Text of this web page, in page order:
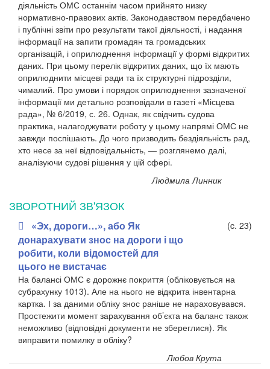
діяльність ОМС останнім часом прийнято низку
нормативно-правових актів. Законодавством передбачено
і публічні звіти про результати такої діяльності, і надання
інформації на запити громадян та громадських
організацій, і оприлюднення інформації у формі відкритих
даних. При цьому перелік відкритих даних, що їх мають
оприлюднити місцеві ради та їх структурні підрозділи,
чималий. Про умови і порядок оприлюднення зазначеної
інформації ми детально розповідали в газеті «Місцева
рада», № 6/2019, с. 26. Однак, як свідчить судова
практика, налагоджувати роботу у цьому напрямі ОМС не
завжди поспішають. До чого призводить бездіяльність рад,
хто несе за неї відповідальність, — розглянемо далі,
аналізуючи судові рішення у цій сфері.
Людмила Линник
ЗВОРОТНИЙ ЗВ'ЯЗОК
«Эх, дороги…», або Як
донарахувати знос на дороги і що
робити, коли відомостей для
цього не вистачає
(c. 23)
На балансі ОМС є дорожнє покриття (обліковується на
субрахунку 1013). Але на нього не відкрита інвентарна
картка. І за даними обліку знос раніше не нараховувався.
Простежити момент зарахування об’єкта на баланс також
неможливо (відповідні документи не збереглися). Як
виправити помилку в обліку?
Любов Крута